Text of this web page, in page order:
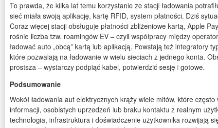
To prawda, że kilka lat temu korzystanie ze stacji ładowania
sieć miała swoją aplikację, kartę RFID, system płatności. Dziś
Coraz więcej stacji obsługuje płatności zbliżeniowe kartą, Apple
rośnie liczba tzw. roamingów EV – czyli współpracy między
ładować auto „obcą” kartą lub aplikacją. Powstają też integratory
które pozwalają na ładowanie w wielu sieciach z jednego konta.
prostsza – wystarczy podpiąć kabel, potwierdzić sesję i gotowe.
Podsumowanie
Wokół ładowania aut elektrycznych krąży wiele mitów, które
informacji, osobistych uprzedzeń lub braku kontaktu z realnym
technologia, infrastruktura i doświadczenie użytkownika rozwijają